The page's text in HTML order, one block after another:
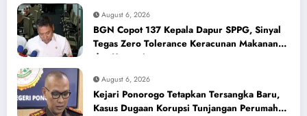
August 6, 2026
BGN Copot 137 Kepala Dapur SPPG, Sinyal
Tegas Zero Tolerance Keracunan Makanan
dan Korupsi
August 6, 2026
Kejari Ponorogo Tetapkan Tersangka Baru,
Kasus Dugaan Korupsi Tunjangan Perumahan